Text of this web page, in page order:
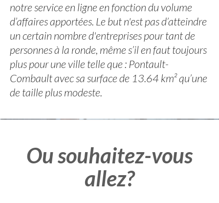
notre service en ligne en fonction du volume
d’affaires apportées. Le but n'est pas d’atteindre
un certain nombre d'entreprises pour tant de
personnes à la ronde, même s’il en faut toujours
plus pour une ville telle que : Pontault-
Combault avec sa surface de 13.64 km² qu’une
de taille plus modeste.
Ou souhaitez-vous
allez?